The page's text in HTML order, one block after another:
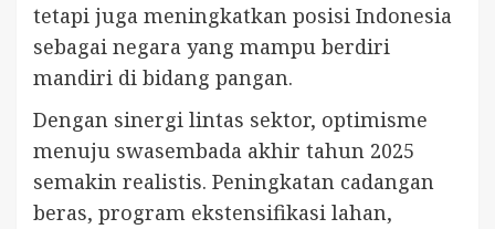
tetapi juga meningkatkan posisi Indonesia
sebagai negara yang mampu berdiri
mandiri di bidang pangan.
Dengan sinergi lintas sektor, optimisme
menuju swasembada akhir tahun 2025
semakin realistis. Peningkatan cadangan
beras, program ekstensifikasi lahan,